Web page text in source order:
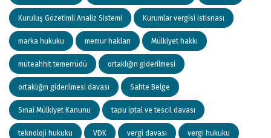
Kuruluş Gözetimli Analiz Sistemi Kurumlar vergisi istisnası
marka hukuku memur hakları Mülkiyet hakkı
müteahhit temerrüdü ortaklığın giderilmesi
ortaklığın giderilmesi davası Sahte Belge
Sınai Mülkiyet Kanunu tapu iptal ve tescil davası
teknoloji hukuku VDK vergi davası vergi hukuku